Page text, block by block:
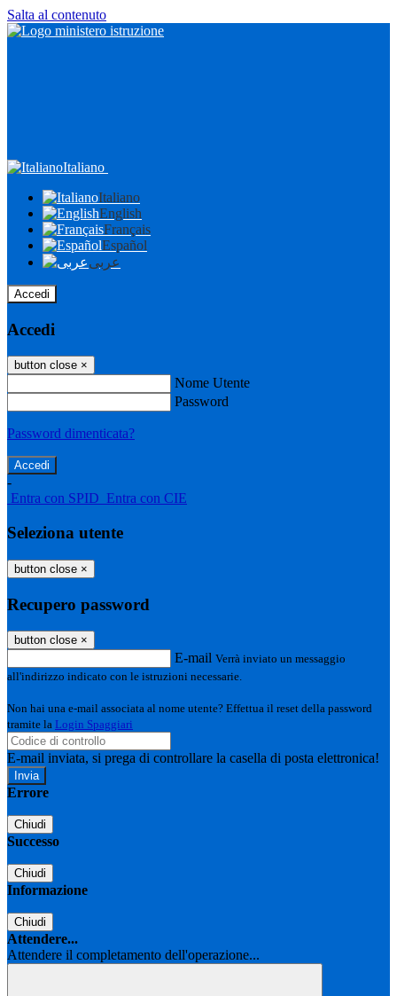
Salta al contenuto
Italiano
Italiano
English
Français
Español
عربى
Accedi
Accedi
button close ×
Nome Utente
Password
Password dimenticata?
-
Entra con SPID Entra con CIE
Seleziona utente
button close ×
Recupero password
button close ×
E-mail Verrà inviato un messaggio
all'indirizzo indicato con le istruzioni necessarie.
Non hai una e-mail associata al nome utente? Effettua il reset della password
tramite la Login Spaggiari
E-mail inviata, si prega di controllare la casella di posta elettronica!
Errore
Chiudi
Successo
Chiudi
Informazione
Chiudi
Attendere...
Attendere il completamento dell'operazione...